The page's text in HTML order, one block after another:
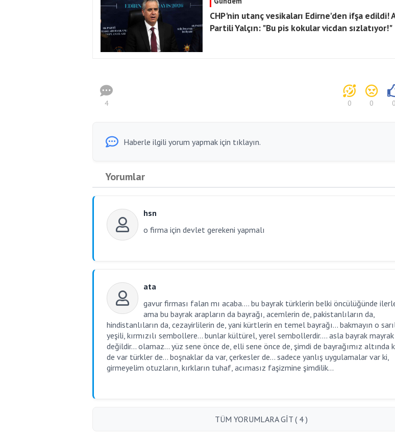
CHP'nin utanç vesikaları Edirne'den ifşa edildi!
Partili Yalçın: "Bu pis kokular vicdan sızlatıyor!"
4 0 0 0
Haberle ilgili yorum yapmak için tıklayın.
Yorumlar
hsn
o firma için devlet gerekeni yapmalı
ata
gavur firması falan mı acaba.... bu bayrak türklerin belki öncülüğünde
ama bu bayrak arapların da bayrağı, acemlerin de, pakistanlıların da,
hindistanlıların da, cezayirlilerin de, yani kürtlerin en temel bayrağı... bakmayın o
yeşili, kırmızılı sembollere... bunlar kültürel, yerel sembollerdir.... asla bayrak mayrak
değildir... olamaz... yüz sene önce de, elli sene önce de, şimdi de bayrağımız altında
de var türkler de... boşnaklar da var, çerkesler de... sadece yanlış uygulamalar var ki,
girmeyelim otuzların, kırkların tuhaf, acımasız faşizmine şimdilik...
TÜM YORUMLARA GİT ( 4 )